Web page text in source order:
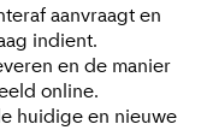
aanvraagt en
indient.
en de manier
online.
huidige en nieuwe